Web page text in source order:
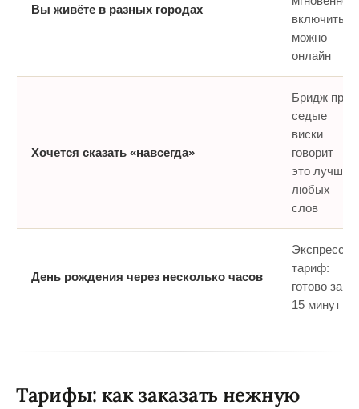
Вы живёте в разных городах
включить
можно
онлайн
Хочется сказать «навсегда»
Бридж про
седые
виски
говорит
это лучше
любых
слов
День рождения через несколько часов
Экспресс-
тариф:
готово за
15 минут
Тарифы: как заказать нежную